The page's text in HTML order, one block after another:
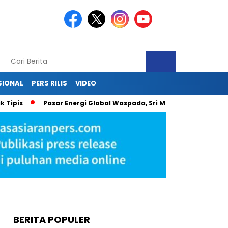
PERS RILIS VIDEO
Pasar Energi Global Waspada, Sri Mulyani Proyeksikan
BERITA POPULER